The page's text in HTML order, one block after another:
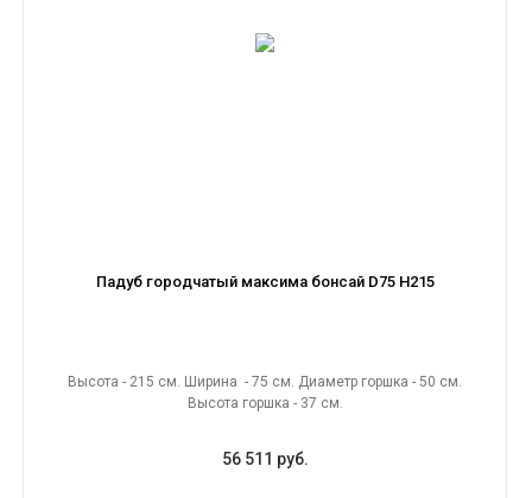
Падуб городчатый максима бонсай D75 H215
Высота - 215 см. Ширина - 75 см. Диаметр горшка - 50 см.
Высота горшка - 37 см.
56 511 руб.